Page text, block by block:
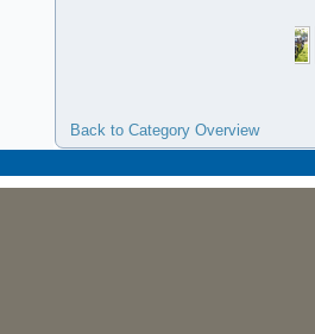
Back to Category Overview